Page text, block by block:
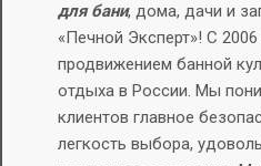
для бани, дома, дачи и
«Печной Эксперт»! С
продвижением банной
отдыха в России. Мы
клиентов главное
легкость выбора,